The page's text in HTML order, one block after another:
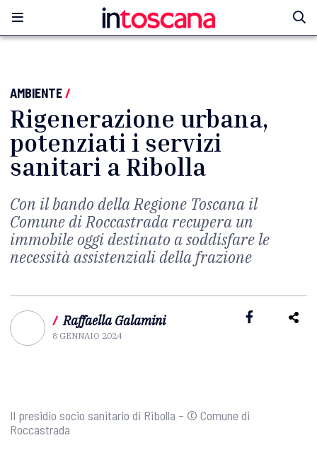
AMBIENTE/
Rigenerazione urbana,
potenziati i servizi
sanitari a Ribolla
Con il bando della Regione Toscana il
Comune di Roccastrada recupera un
immobile oggi destinato a soddisfare le
necessità assistenziali della frazione
/ Raffaella Galamini
8 GENNAIO 2024
Il presidio socio sanitario di Ribolla – © Comune di
Roccastrada